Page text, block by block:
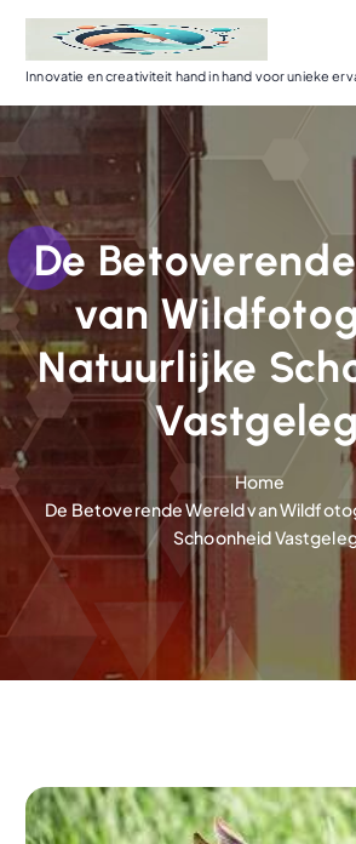
r
d
e
n
o
u
d
Innovatie en creativiteit hand in hand voor unieke
De
van
Natuurlijke
Home
De Betoverende Wereld van
Schoonheid